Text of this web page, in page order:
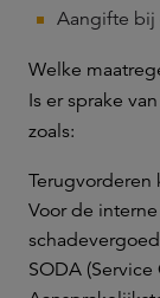
Aangifte
Welke
Is er sprake
zoals:
Terugvorderen
Voor de
SODA